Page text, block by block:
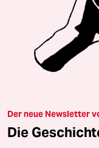
Der neue Newsletter
Die